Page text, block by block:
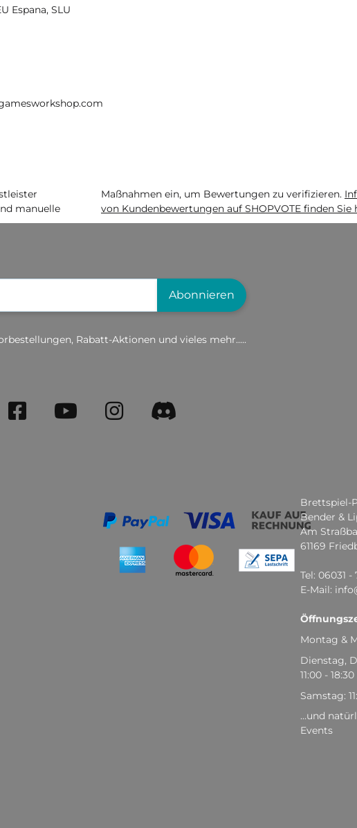
Espana, SLU
manuelle
Maßnahmen ein, um Bewertungen zu verifizieren.
von Kundenbewertungen auf SHOPVOTE finden Sie
Abonnieren
Rabatt-Aktionen und vieles mehr.....
Brettspiel-
Bender &
Am
61169
Tel: 06031 -
E-Mail:
Montag &
Dienstag,
11:00 -
Samstag:
...und
Events